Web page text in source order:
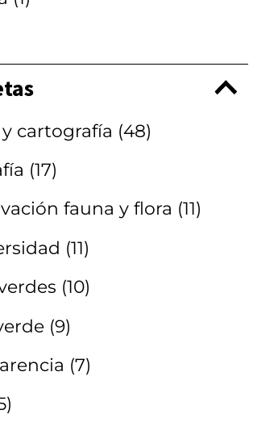
cartografía (48)
(17)
fauna y flora (11)
(11)
(10)
(9)
(7)